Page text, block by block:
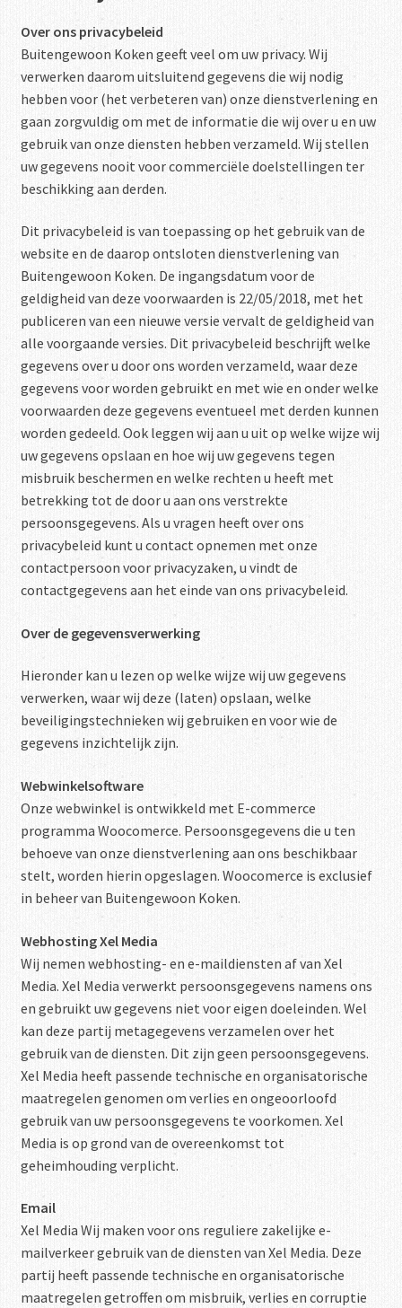
FAQ
Contact
Over ons privacybeleid
Buitengewoon Koken geeft veel om uw privacy. Wij
verwerken daarom uitsluitend gegevens die wij nodig
hebben voor (het verbeteren van) onze dienstverlening en
gaan zorgvuldig om met de informatie die wij over u en uw
gebruik van onze diensten hebben verzameld. Wij stellen
uw gegevens nooit voor commerciële doelstellingen ter
beschikking aan derden.
Dit privacybeleid is van toepassing op het gebruik van de
website en de daarop ontsloten dienstverlening van
Buitengewoon Koken. De ingangsdatum voor de
geldigheid van deze voorwaarden is 22/05/2018, met het
publiceren van een nieuwe versie vervalt de geldigheid van
alle voorgaande versies. Dit privacybeleid beschrijft welke
gegevens over u door ons worden verzameld, waar deze
gegevens voor worden gebruikt en met wie en onder welke
voorwaarden deze gegevens eventueel met derden kunnen
worden gedeeld. Ook leggen wij aan u uit op welke wijze wij
uw gegevens opslaan en hoe wij uw gegevens tegen
misbruik beschermen en welke rechten u heeft met
betrekking tot de door u aan ons verstrekte
persoonsgegevens. Als u vragen heeft over ons
privacybeleid kunt u contact opnemen met onze
contactpersoon voor privacyzaken, u vindt de
contactgegevens aan het einde van ons privacybeleid.
Over de gegevensverwerking
Hieronder kan u lezen op welke wijze wij uw gegevens
verwerken, waar wij deze (laten) opslaan, welke
beveiligingstechnieken wij gebruiken en voor wie de
gegevens inzichtelijk zijn.
Webwinkelsoftware
Onze webwinkel is ontwikkeld met E-commerce
programma Woocomerce. Persoonsgegevens die u ten
behoeve van onze dienstverlening aan ons beschikbaar
stelt, worden hierin opgeslagen. Woocomerce is exclusief
in beheer van Buitengewoon Koken.
Webhosting Xel Media
Wij nemen webhosting- en e-maildiensten af van Xel
Media. Xel Media verwerkt persoonsgegevens namens ons
en gebruikt uw gegevens niet voor eigen doeleinden. Wel
kan deze partij metagegevens verzamelen over het
gebruik van de diensten. Dit zijn geen persoonsgegevens.
Xel Media heeft passende technische en organisatorische
maatregelen genomen om verlies en ongeoorloofd
gebruik van uw persoonsgegevens te voorkomen. Xel
Media is op grond van de overeenkomst tot
geheimhouding verplicht.
Email
Xel Media Wij maken voor ons reguliere zakelijke e-
mailverkeer gebruik van de diensten van Xel Media. Deze
partij heeft passende technische en organisatorische
maatregelen getroffen om misbruik, verlies en corruptie